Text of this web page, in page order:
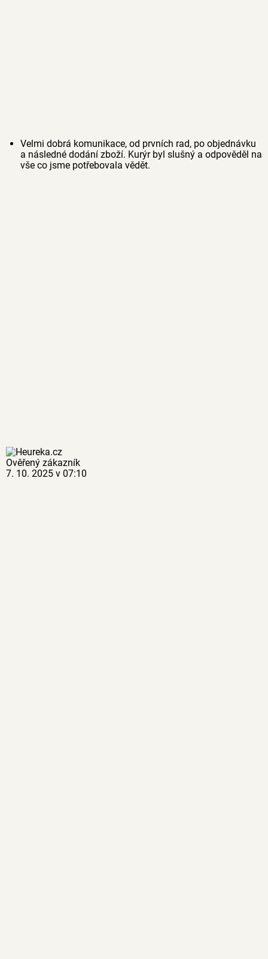
Velmi dobrá komunikace, od prvních rad, po objednávku
a následné dodání zboží. Kurýr byl slušný a odpověděl na
vše co jsme potřebovala vědět.
Ověřený zákazník
7. 10. 2025 v 07:10